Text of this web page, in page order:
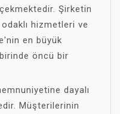
Şirketin
hizmetleri ve
en büyük
öncü bir
dayalı
Müşterilerinin